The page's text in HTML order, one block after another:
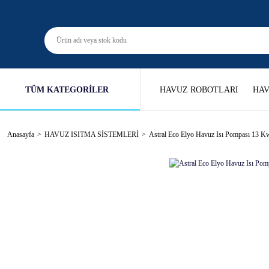
TÜM KATEGORİLER HAVUZ ROBOTLARI
Anasayfa HAVUZ ISITMA SİSTEMLERİ Astral Eco Elyo Havuz Isı Pompası 13